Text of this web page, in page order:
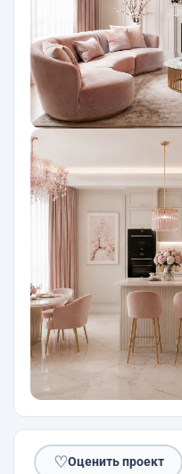
♡Оценить проект